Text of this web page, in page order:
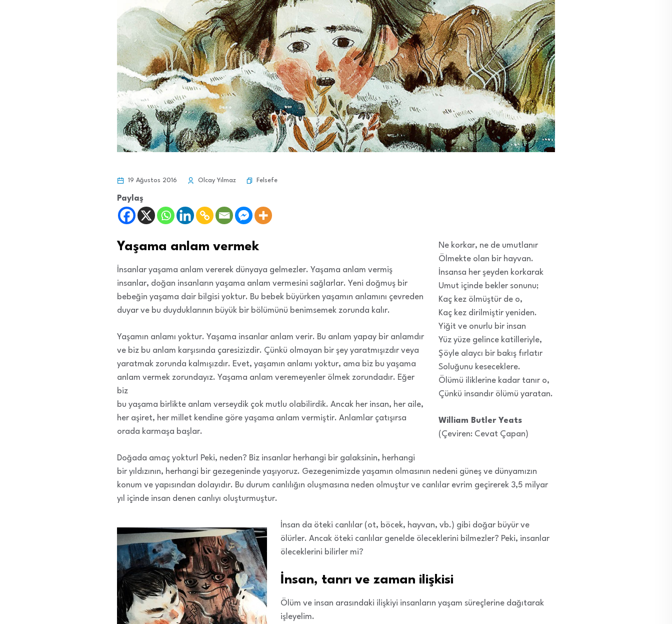
19 Ağustos 2016 Olcay Yılmaz Felsefe
Paylaş
Ne korkar, ne de umutlanır
Ölmekte olan bir hayvan.
İnsansa her şeyden korkarak
Umut içinde bekler sonunu;
Kaç kez ölmüştür de o,
Kaç kez dirilmiştir yeniden.
Yiğit ve onurlu bir insan
Yüz yüze gelince katilleriyle,
Şöyle alaycı bir bakış fırlatır
Soluğunu keseceklere.
Ölümü iliklerine kadar tanır o,
Çünkü insandır ölümü yaratan.
William Butler Yeats
(Çeviren: Cevat Çapan)
Yaşama anlam vermek
İnsanlar yaşama anlam vererek dünyaya gelmezler. Yaşama anlam vermiş
insanlar, doğan insanların yaşama anlam vermesini sağlarlar. Yeni doğmuş bir
bebeğin yaşama dair bilgisi yoktur. Bu bebek büyürken yaşamın anlamını çevreden
duyar ve bu duyduklarının büyük bir bölümünü benimsemek zorunda kalır.
Yaşamın anlamı yoktur. Yaşama insanlar anlam verir. Bu anlam yapay bir anlamdır
ve biz bu anlam karşısında çaresizizdir. Çünkü olmayan bir şey yaratmışızdır veya
yaratmak zorunda kalmışızdır. Evet, yaşamın anlamı yoktur, ama biz bu yaşama
anlam vermek zorundayız. Yaşama anlam veremeyenler ölmek zorundadır. Eğer
biz
bu yaşama birlikte anlam verseydik çok mutlu olabilirdik. Ancak her insan, her aile,
her aşiret, her millet kendine göre yaşama anlam vermiştir. Anlamlar çatışırsa
orada karmaşa başlar.
Doğada amaç yoktur! Peki, neden? Biz insanlar herhangi bir galaksinin, herhangi
bir yıldızının, herhangi bir gezegeninde yaşıyoruz. Gezegenimizde yaşamın olmasının nedeni güneş ve dünyamızın
konum ve yapısından dolayıdır. Bu durum canlılığın oluşmasına neden olmuştur ve canlılar evrim geçirerek 3,5 milyar
yıl içinde insan denen canlıyı oluşturmuştur.
İnsan da öteki canlılar (ot, böcek, hayvan, vb.) gibi doğar büyür ve
ölürler. Ancak öteki canlılar genelde öleceklerini bilmezler? Peki, insanlar
öleceklerini bilirler mi?
İnsan, tanrı ve zaman ilişkisi
Ölüm ve insan arasındaki ilişkiyi insanların yaşam süreçlerine dağıtarak
işleyelim.